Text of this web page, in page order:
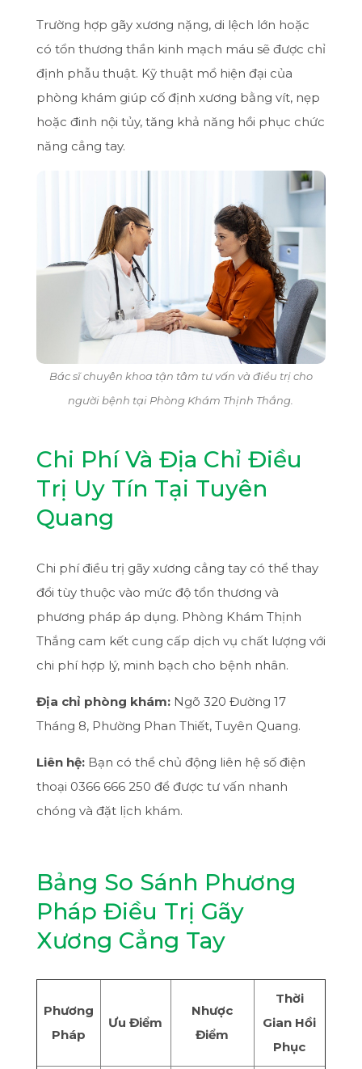
Trường hợp gãy xương nặng, di lệch lớn hoặc
có tổn thương thần kinh mạch máu sẽ được chỉ
định phẫu thuật. Kỹ thuật mổ hiện đại của
phòng khám giúp cố định xương bằng vít, nẹp
hoặc đinh nội tủy, tăng khả năng hồi phục chức
năng cẳng tay.
Bác sĩ chuyên khoa tận tâm tư vấn và điều trị cho
người bệnh tại Phòng Khám Thịnh Thắng.
Chi Phí Và Địa Chỉ Điều
Trị Uy Tín Tại Tuyên
Quang
Chi phí điều trị gãy xương cẳng tay có thể thay
đổi tùy thuộc vào mức độ tổn thương và
phương pháp áp dụng. Phòng Khám Thịnh
Thắng cam kết cung cấp dịch vụ chất lượng với
chi phí hợp lý, minh bạch cho bệnh nhân.
Địa chỉ phòng khám:Ngõ 320 Đường 17
Tháng 8, Phường Phan Thiết, Tuyên Quang.
Liên hệ:Bạn có thể chủ động liên hệ số điện
thoại 0366 666 250 để được tư vấn nhanh
chóng và đặt lịch khám.
Bảng So Sánh Phương
Pháp Điều Trị Gãy
Xương Cẳng Tay
Phương
Pháp
Ưu Điểm
Nhược
Điểm
Thời
Gian Hồi
Phục